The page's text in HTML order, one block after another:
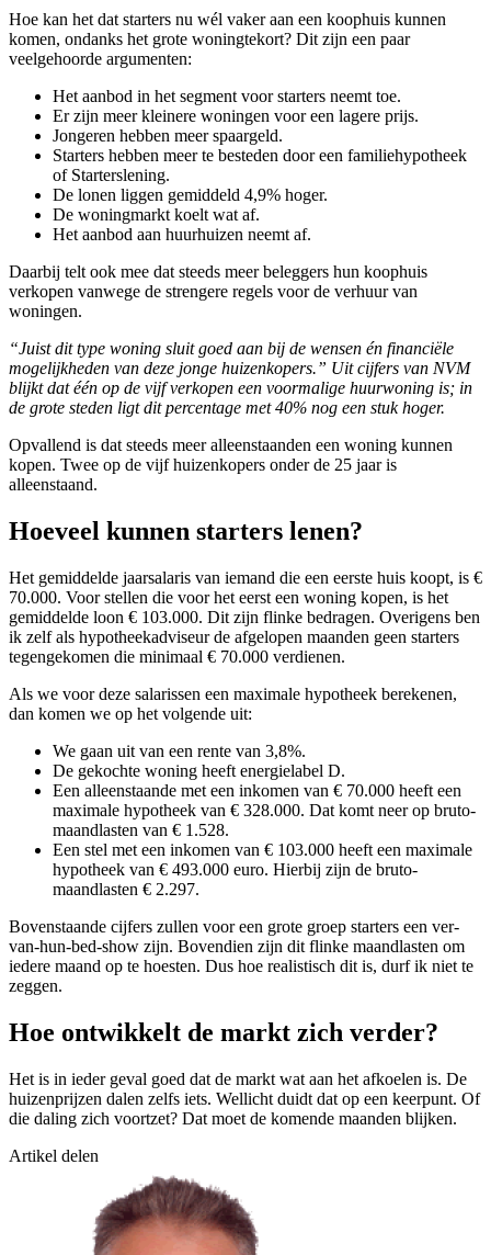
Hoe kan het dat starters nu wél vaker aan een koophuis kunnen
komen, ondanks het grote woningtekort? Dit zijn een paar
veelgehoorde argumenten:
Het aanbod in het segment voor starters neemt toe.
Er zijn meer kleinere woningen voor een lagere prijs.
Jongeren hebben meer spaargeld.
Starters hebben meer te besteden door een familiehypotheek
of Starterslening.
De lonen liggen gemiddeld 4,9% hoger.
De woningmarkt koelt wat af.
Het aanbod aan huurhuizen neemt af.
Daarbij telt ook mee dat steeds meer beleggers hun koophuis
verkopen vanwege de strengere regels voor de verhuur van
woningen.
“Juist dit type woning sluit goed aan bij de wensen én financiële
mogelijkheden van deze jonge huizenkopers.” Uit cijfers van NVM
blijkt dat één op de vijf verkopen een voormalige huurwoning is; in
de grote steden ligt dit percentage met 40% nog een stuk hoger.
Opvallend is dat steeds meer alleenstaanden een woning kunnen
kopen. Twee op de vijf huizenkopers onder de 25 jaar is
alleenstaand.
Hoeveel kunnen starters lenen?
Het gemiddelde jaarsalaris van iemand die een eerste huis koopt, is €
70.000. Voor stellen die voor het eerst een woning kopen, is het
gemiddelde loon € 103.000. Dit zijn flinke bedragen. Overigens ben
ik zelf als hypotheekadviseur de afgelopen maanden geen starters
tegengekomen die minimaal € 70.000 verdienen.
Als we voor deze salarissen een maximale hypotheek berekenen,
dan komen we op het volgende uit:
We gaan uit van een rente van 3,8%.
De gekochte woning heeft energielabel D.
Een alleenstaande met een inkomen van € 70.000 heeft een
maximale hypotheek van € 328.000. Dat komt neer op bruto-
maandlasten van € 1.528.
Een stel met een inkomen van € 103.000 heeft een maximale
hypotheek van € 493.000 euro. Hierbij zijn de bruto-
maandlasten € 2.297.
Bovenstaande cijfers zullen voor een grote groep starters een ver-
van-hun-bed-show zijn. Bovendien zijn dit flinke maandlasten om
iedere maand op te hoesten. Dus hoe realistisch dit is, durf ik niet te
zeggen.
Hoe ontwikkelt de markt zich verder?
Het is in ieder geval goed dat de markt wat aan het afkoelen is. De
huizenprijzen dalen zelfs iets. Wellicht duidt dat op een keerpunt. Of
die daling zich voortzet? Dat moet de komende maanden blijken.
Artikel delen